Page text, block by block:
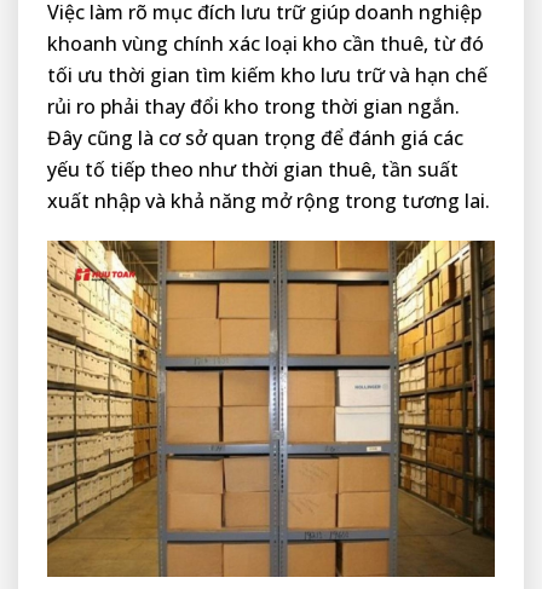
Việc làm rõ mục đích lưu trữ giúp doanh nghiệp
khoanh vùng chính xác loại kho cần thuê, từ đó
tối ưu thời gian tìm kiếm kho lưu trữ và hạn chế
rủi ro phải thay đổi kho trong thời gian ngắn.
Đây cũng là cơ sở quan trọng để đánh giá các
yếu tố tiếp theo như thời gian thuê, tần suất
xuất nhập và khả năng mở rộng trong tương lai.